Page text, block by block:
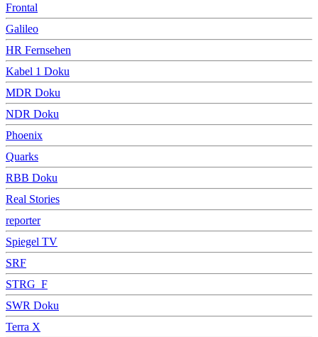
Frontal
Galileo
HR Fernsehen
Kabel 1 Doku
MDR Doku
NDR Doku
Phoenix
Quarks
RBB Doku
Real Stories
reporter
Spiegel TV
SRF
STRG_F
SWR Doku
Terra X